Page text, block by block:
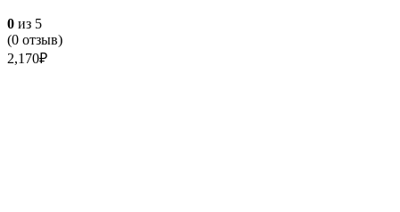
0 из 5
(0 отзыв)
2,170₽